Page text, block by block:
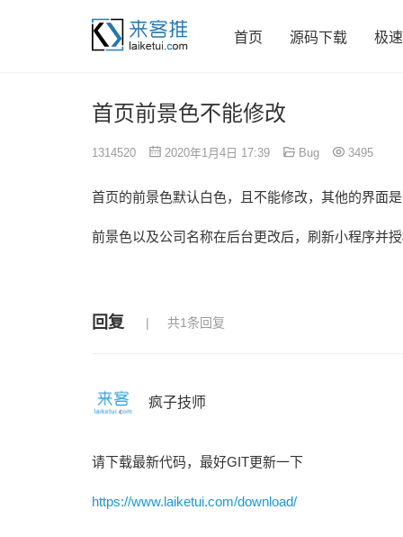
首页 源码下载 极
首页前景色不能修改
1314520 2020年1月4日 17:39 Bug 3495
首页的前景色默认白色，且不能修改，其他的界面
前景色以及公司名称在后台更改后，刷新小程序并
回复 共1条回复
疯子技师
请下载最新代码，最好GIT更新一下
https://www.laiketui.com/download/